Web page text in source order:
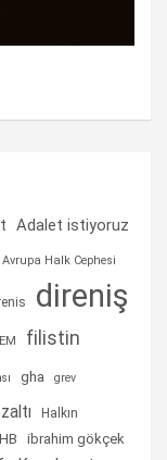
Adalet istiyoruz
Avrupa Halk Cephesi
direniş
filistin
gha grev
Halkın
ibrahim gökçek